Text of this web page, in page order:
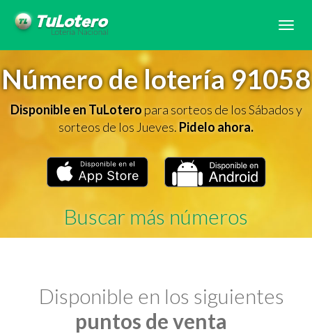
Número de lotería 91058
Disponible en TuLoteropara sorteos de los Sábados y
sorteos de los Jueves.Pidelo ahora.
Buscar más números
Disponible en los siguientes
puntos de venta